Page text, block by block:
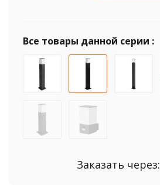
Все товары данной серии :
Заказать через: